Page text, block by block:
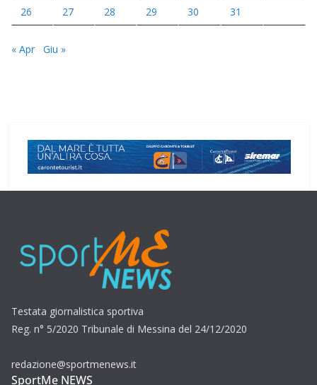
26 27 28 29 30 31
« Apr Giu »
Testata giornalistica sportiva
Reg. n° 5/2020 Tribunale di Messina del 24/12/2020
redazione@sportmenews.it
SportMe NEWS